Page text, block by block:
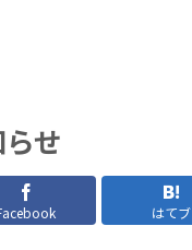
せ
はてブ